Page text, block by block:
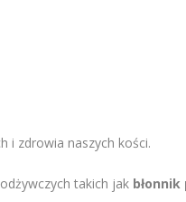
i zdrowia naszych kości.
takich jak